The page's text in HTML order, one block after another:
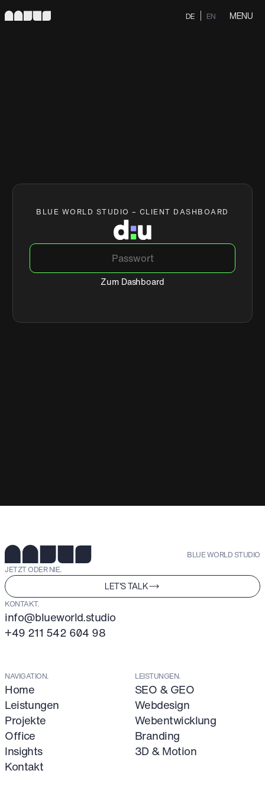
DE EN MENU
BLUE WORLD STUDIO – CLIENT DASHBOARD
Zum Dashboard
BLUE WORLD STUDIO
JETZT ODER NIE.
LET'S TALK
KONTAKT.
info@blueworld.studio
+49 211 542 604 98
NAVIGATION.
Home
Leistungen
Projekte
Office
Insights
Kontakt
LEISTUNGEN.
SEO & GEO
Webdesign
Webentwicklung
Branding
3D & Motion